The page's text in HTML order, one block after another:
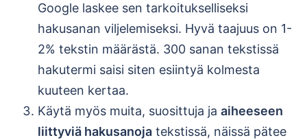
Google laskee sen tarkoitukselliseksi
hakusanan viljelemiseksi. Hyvä taajuus on 1-
2% tekstin määrästä. 300 sanan tekstissä
hakutermi saisi siten esiintyä kolmesta
kuuteen kertaa.
Käytä myös muita, suosittuja ja aiheeseen
liittyviä hakusanoja tekstissä, näissä pätee